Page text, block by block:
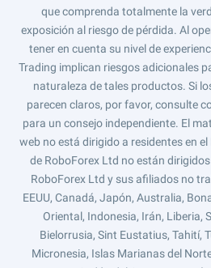
que comprenda totalmente la
exposición al riesgo de pérdida. Al
tener en cuenta su nivel de
Trading implican riesgos adicionales
naturaleza de tales productos. Si
parecen claros, por favor, consulte
para un consejo independiente. El
web no está dirigido a residentes en
de RoboForex Ltd no están
RoboForex Ltd y sus afiliados no
EEUU, Canadá, Japón, Australia,
Oriental, Indonesia, Irán, Liberia,
Bielorrusia, Sint Eustatius, Tahití,
Micronesia, Islas Marianas del